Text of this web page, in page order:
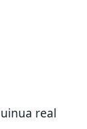
real